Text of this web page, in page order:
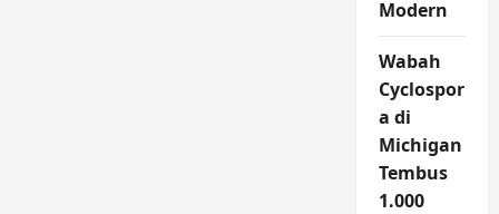
Modern
Wabah
Cyclospor
a di
Michigan
Tembus
1.000